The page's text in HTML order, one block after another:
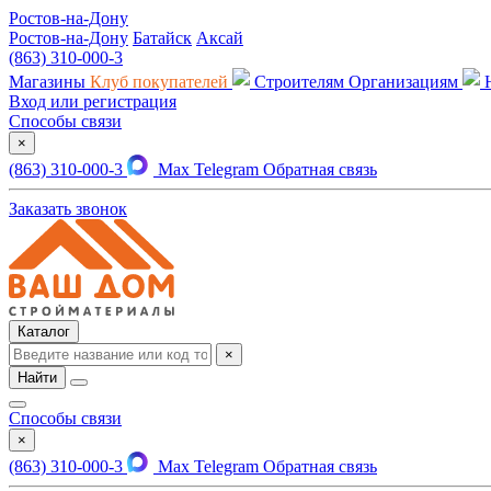
Ростов-на-Дону
Ростов-на-Дону Батайск Аксай
(863) 310-000-3
Магазины Клуб покупателей Строителям Организациям
Вход или регистрация
Способы связи
×
(863) 310-000-3 Max Telegram Обратная связь
Заказать звонок
Каталог
×
Найти
Способы связи
×
(863) 310-000-3 Max Telegram Обратная связь